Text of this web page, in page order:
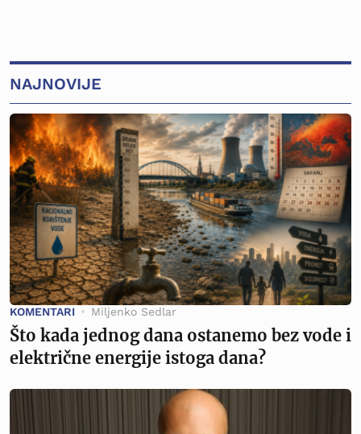
NAJNOVIJE
KOMENTARI Miljenko Sedlar
Što kada jednog dana ostanemo bez vode i
električne energije istoga dana?